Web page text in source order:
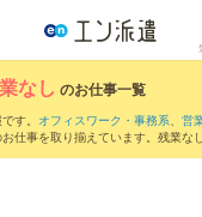
なし のお仕事一覧
す。 オフィスワーク・事務系、 営
仕事を取り揃えています。残業な